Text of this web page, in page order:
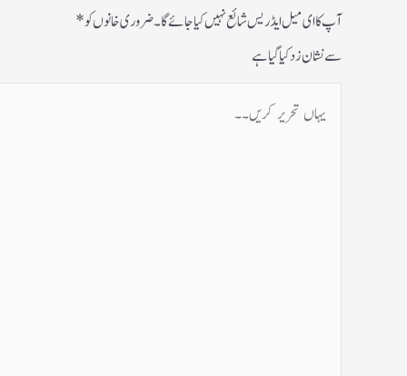
آپ کا ای میل ایڈریس شائع نہیں کیا جائے گا۔ضروری خانوں کو*
سے نشان زد کیا گیا ہے